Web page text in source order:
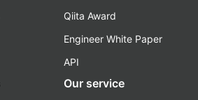
Qiita Award
Engineer White Paper
API
Our service